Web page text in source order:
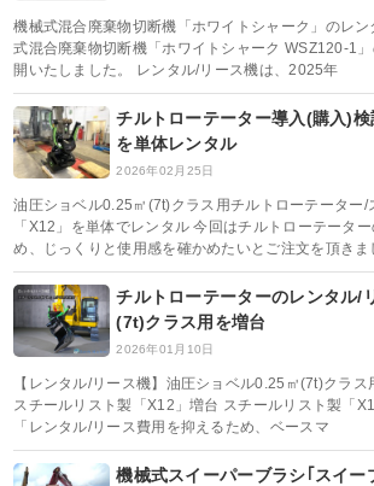
機械式混合廃棄物切断機「ホワイトシャーク」のレ
式混合廃棄物切断機「ホワイトシャーク WSZ120-1
開いたしました。 レンタル/リース機は、2025年
チルトローテーター導入(購入)
を単体レンタル
2026年02月25日
油圧ショベル0.25㎥(7t)クラス用チルトローテーター/
「X12」を単体でレンタル 今回はチルトローテータ
め、じっくりと使用感を確かめたいとご注文を頂きま
チルトローテーターのレンタル/
(7t)クラス用を増台
2026年01月10日
【レンタル/リース機】油圧ショベル0.25㎥(7t)クラ
スチールリスト製「X12」増台 スチールリスト製「
「レンタル/リース費用を抑えるため、ベースマ
機械式スイーパーブラシ｢スイー